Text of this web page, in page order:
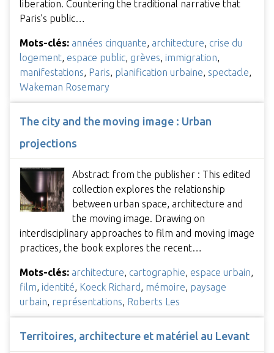
liberation. Countering the traditional narrative that
Paris’s public…
Mots-clés: années cinquante, architecture, crise du
logement, espace public, grèves, immigration,
manifestations, Paris, planification urbaine, spectacle,
Wakeman Rosemary
The city and the moving image : Urban
projections
Abstract from the publisher : This edited
collection explores the relationship
between urban space, architecture and
the moving image. Drawing on
interdisciplinary approaches to film and moving image
practices, the book explores the recent…
Mots-clés: architecture, cartographie, espace urbain,
film, identité, Koeck Richard, mémoire, paysage
urbain, représentations, Roberts Les
Territoires, architecture et matériel au Levant